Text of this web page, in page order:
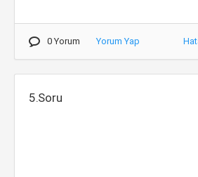
0 Yorum Yorum Yap
5.Soru